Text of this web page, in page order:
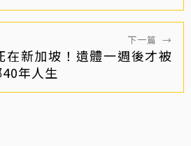
下一篇 →
在新加坡！遺體一週後才被
年人生